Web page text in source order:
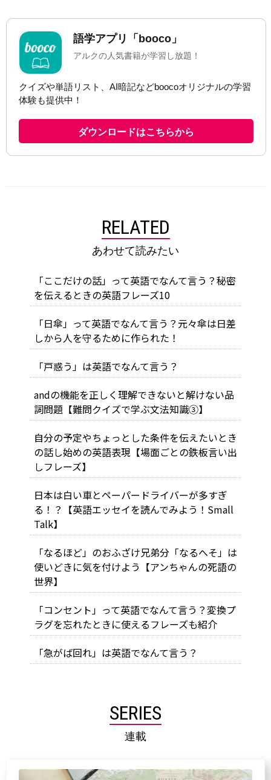
RELATED
あわせて読みたい
「ここだけの話」って英語でなんて言う？秘密
を伝えるときの英語フレーズ10
「日傘」って英語でなんて言う？元々傘は日差
しから人を守るために作られた！
「戸惑う」は英語でなんて言う？
andの機能を正しく理解できないと解けない品
詞問題【難問クイズで学ぶ文法知識③】
自分の予定やちょっとした条件を伝えたいとき
の話し始めの英語表現【場面ごとの鉄板言い出
しフレーズ】
日本は白い車とペーパードライバーが多すぎ
る！？【英語エッセイを読んでみよう！Small
Talk】
「なるほど」のおふざけ兄弟分「なるへそ」は
使いどきに気を付けよう【アンちゃんの死語の
世界】
「コンセント」って英語でなんて言う？変換プ
ラグを忘れたときに使えるフレーズも紹介
「急がば回れ」は英語でなんて言う？
SERIES
連載